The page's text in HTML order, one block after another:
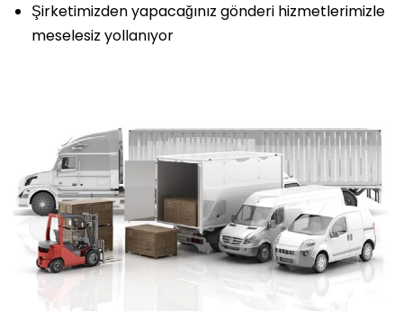
Şirketimizden yapacağınız gönderi hizmetlerimizle
meselesiz yollanıyor